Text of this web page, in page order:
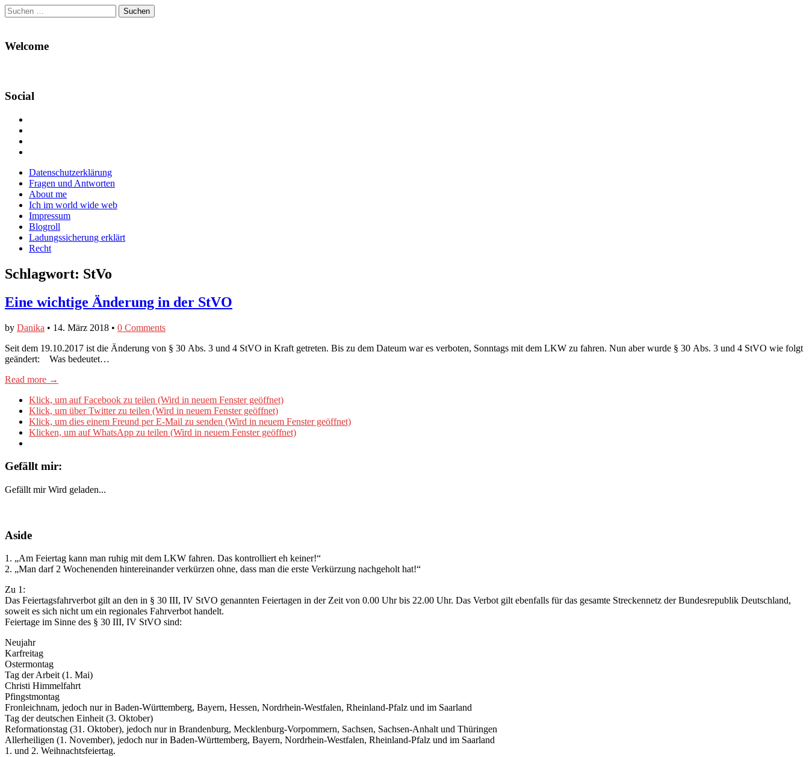
Suchen
nach:
Welcome
Social
Facebook
anzeigen
Twitter
anzeigen
auf
Instagram
anzeigen
Main
menu
Skip
content
Datenschutzerklärung
Fragen und Antworten
About me
Ich im world wide web
Impressum
Blogroll
Ladungssicherung erklärt
Recht
Schlagwort: StVo
Eine wichtige Änderung in der StVO
by Danika • 14. März 2018 • 0 Comments
Seit dem 19.10.2017 ist die Änderung von § 30 Abs. 3 und 4 StVO in Kraft getreten. Bis zu dem Dateum war es verboten, Sonntags mit dem LKW zu fahren. Nun aber wurde § 30 Abs. 3 und 4 StVO wie folgt
geändert: Was bedeutet…
Read more →
Klick, um auf Facebook zu teilen (Wird in neuem Fenster geöffnet)
Klick, um über Twitter zu teilen (Wird in neuem Fenster geöffnet)
Klick, um dies einem Freund per E-Mail zu senden (Wird in neuem Fenster geöffnet)
Klicken, um auf WhatsApp zu teilen (Wird in neuem Fenster geöffnet)
Gefällt mir:
Gefällt mir Wird geladen...
Aside
1. „Am Feiertag kann man ruhig mit dem LKW fahren. Das kontrolliert eh keiner!“
2. „Man darf 2 Wochenenden hintereinander verkürzen ohne, dass man die erste Verkürzung nachgeholt hat!“
Zu 1:
Das Feiertagsfahrverbot gilt an den in § 30 III, IV StVO genannten Feiertagen in der Zeit von 0.00 Uhr bis 22.00 Uhr. Das Verbot gilt ebenfalls für das gesamte Streckennetz der Bundesrepublik Deutschland,
soweit es sich nicht um ein regionales Fahrverbot handelt.
Feiertage im Sinne des § 30 III, IV StVO sind:
Neujahr
Karfreitag
Ostermontag
Tag der Arbeit (1. Mai)
Christi Himmelfahrt
Pfingstmontag
Fronleichnam, jedoch nur in Baden-Württemberg, Bayern, Hessen, Nordrhein-Westfalen, Rheinland-Pfalz und im Saarland
Tag der deutschen Einheit (3. Oktober)
Reformationstag (31. Oktober), jedoch nur in Brandenburg, Mecklenburg-Vorpommern, Sachsen, Sachsen-Anhalt und Thüringen
Allerheiligen (1. November), jedoch nur in Baden-Württemberg, Bayern, Nordrhein-Westfalen, Rheinland-Pfalz und im Saarland
1. und 2. Weihnachtsfeiertag.